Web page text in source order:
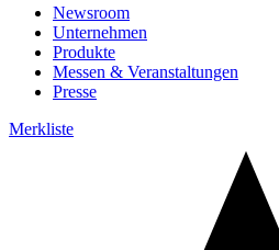
Newsroom
Unternehmen
Produkte
Messen & Veranstaltungen
Presse
Merkliste